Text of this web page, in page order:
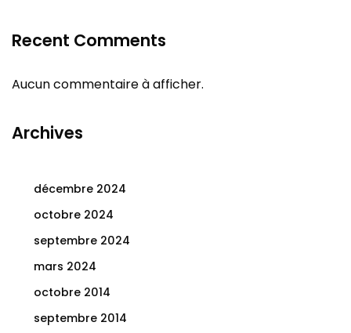
Recent Comments
Aucun commentaire à afficher.
Archives
décembre 2024
octobre 2024
septembre 2024
mars 2024
octobre 2014
septembre 2014